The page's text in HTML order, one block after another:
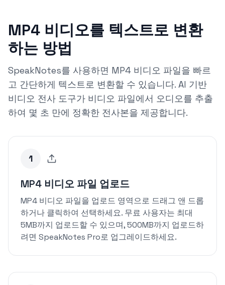
MP4 비디오를 텍스트로 변환
하는 방법
SpeakNotes를 사용하면 MP4 비디오 파일을 빠르
고 간단하게 텍스트로 변환할 수 있습니다. AI 기반
비디오 전사 도구가 비디오 파일에서 오디오를 추출
하여 몇 초 만에 정확한 전사본을 제공합니다.
1
MP4 비디오 파일 업로드
MP4 비디오 파일을 업로드 영역으로 드래그 앤 드롭
하거나 클릭하여 선택하세요. 무료 사용자는 최대
5MB까지 업로드할 수 있으며, 500MB까지 업로드하
려면 SpeakNotes Pro로 업그레이드하세요.